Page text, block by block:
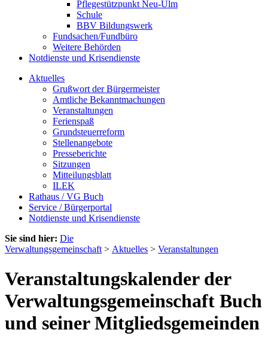
Pflegestützpunkt Neu-Ulm
Schule
BBV Bildungswerk
Fundsachen/Fundbüro
Weitere Behörden
Notdienste und Krisendienste
Aktuelles
Grußwort der Bürgermeister
Amtliche Bekanntmachungen
Veranstaltungen
Ferienspaß
Grundsteuerreform
Stellenangebote
Presseberichte
Sitzungen
Mitteilungsblatt
ILEK
Rathaus / VG Buch
Service / Bürgerportal
Notdienste und Krisendienste
Sie sind hier: Die
Verwaltungsgemeinschaft > Aktuelles > Veranstaltungen
Veranstaltungskalender der
Verwaltungsgemeinschaft Buch
und seiner Mitgliedsgemeinden